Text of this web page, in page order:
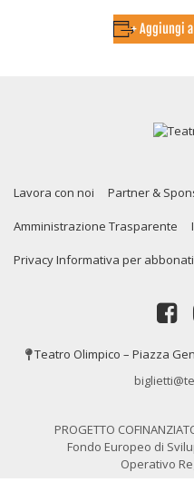
+ Aggiungi
Lavora con noi Partner &
Amministrazione Trasparente
Privacy Informativa per
Teatro Olimpico – Piazza
PROGETTO
Fondo Europeo di
Operativo